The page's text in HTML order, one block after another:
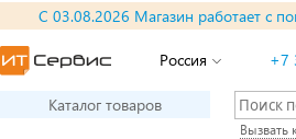
С 03.08.2026 Магазин работает с
Россия +7
Каталог товаров
Вызвать